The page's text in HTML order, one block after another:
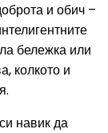
и обич –
бележка или
колкото и
навик да